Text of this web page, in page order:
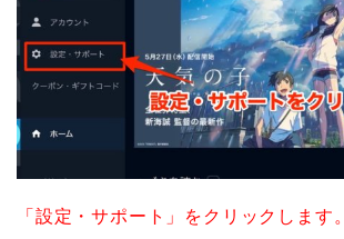
「設定・サポート」をクリックします。